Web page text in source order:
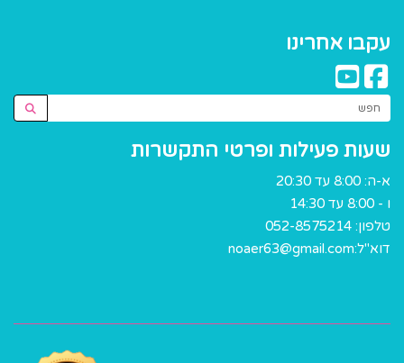
עקבו אחרינו
שעות פעילות ופרטי התקשרות
א-ה: 8:00 עד 20:30
ו - 8:00 עד 14:30
טלפון: 052-8575214
דוא"ל:noaer63@gmail.com